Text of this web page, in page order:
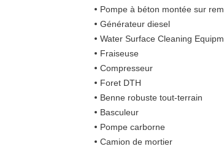
Pompe à béton montée sur remorque
Générateur diesel
Water Surface Cleaning Equipment
Fraiseuse
Compresseur
Foret DTH
Benne robuste tout-terrain
Basculeur
Pompe carborne
Camion de mortier